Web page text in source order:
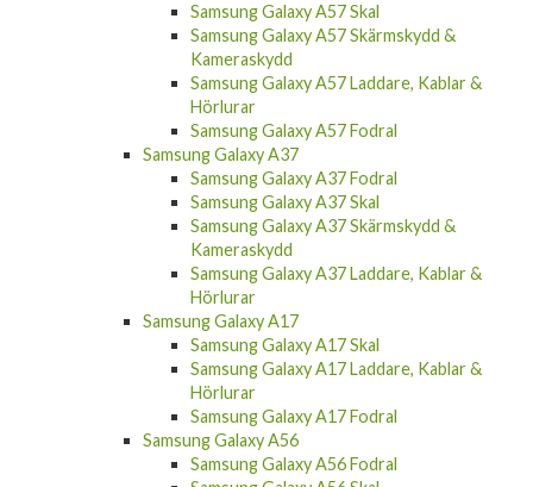
Samsung Galaxy A57 Skärmskydd &
Kameraskydd
Samsung Galaxy A57 Laddare, Kablar &
Hörlurar
Samsung Galaxy A57 Fodral
Samsung Galaxy A37
Samsung Galaxy A37 Fodral
Samsung Galaxy A37 Skal
Samsung Galaxy A37 Skärmskydd &
Kameraskydd
Samsung Galaxy A37 Laddare, Kablar &
Hörlurar
Samsung Galaxy A17
Samsung Galaxy A17 Skal
Samsung Galaxy A17 Laddare, Kablar &
Hörlurar
Samsung Galaxy A17 Fodral
Samsung Galaxy A56
Samsung Galaxy A56 Fodral
Samsung Galaxy A56 Skal